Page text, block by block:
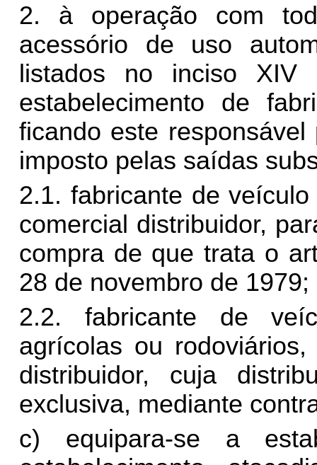
2. à operação com
acessório de uso
listados no inciso XIV
estabelecimento de
ficando este
imposto pelas saídas
2.1. fabricante de
comercial distribuidor,
compra de que trata o
28 de novembro de 1979;
2.2. fabricante de
agrícolas ou
distribuidor, cuja
exclusiva, mediante
c) equipara-se a